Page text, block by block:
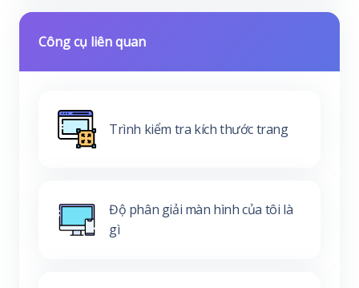
Công cụ liên quan
Trình kiểm tra kích thước trang
Độ phân giải màn hình của tôi là
gì